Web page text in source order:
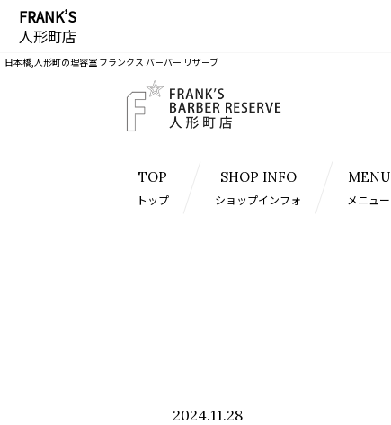
FRANK’S
人形町店
日本橋,人形町の理容室 フランクス バーバー リザーブ
TOP
トップ
SHOP INFO
ショップインフォ
MENU
メニュー
2024.11.28